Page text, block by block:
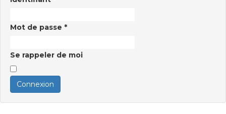
Mot de passe *
Se rappeler de moi
Connexion